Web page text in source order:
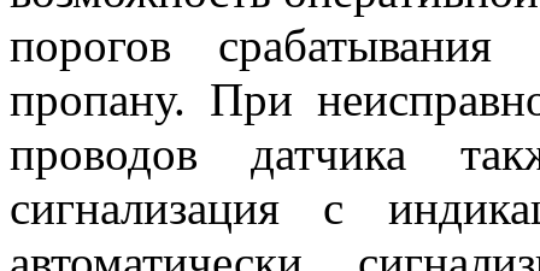
порогов
пропану. При
проводов датчика
сигнализация с